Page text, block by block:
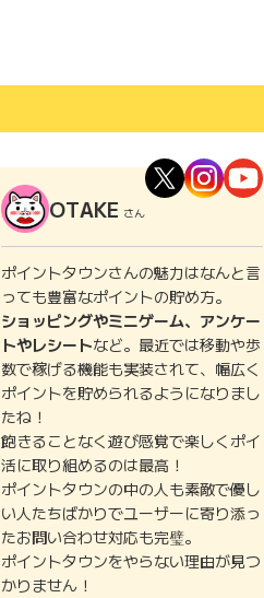
OTAKE さん
ポイントタウンさんの魅力はなんと言
っても豊富なポイントの貯め方。
ショッピングやミニゲーム、アンケー
トやレシートなど。最近では移動や歩
数で稼げる機能も実装されて、幅広く
ポイントを貯められるようになりまし
たね！
飽きることなく遊び感覚で楽しくポイ
活に取り組めるのは最高！
ポイントタウンの中の人も素敵で優し
い人たちばかりでユーザーに寄り添っ
たお問い合わせ対応も完璧。
ポイントタウンをやらない理由が見つ
かりません！